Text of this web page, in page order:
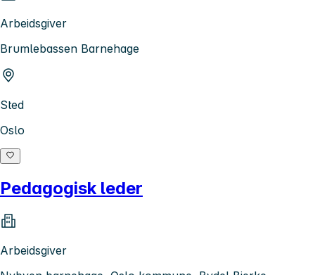
Arbeidsgiver
Brumlebassen Barnehage
Sted
Oslo
Pedagogisk leder
Arbeidsgiver